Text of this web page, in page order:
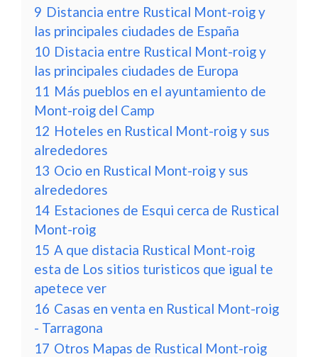
9 Distancia entre Rustical Mont-roig y
las principales ciudades de España
10 Distacia entre Rustical Mont-roig y
las principales ciudades de Europa
11 Más pueblos en el ayuntamiento de
Mont-roig del Camp
12 Hoteles en Rustical Mont-roig y sus
alrededores
13 Ocio en Rustical Mont-roig y sus
alrededores
14 Estaciones de Esqui cerca de Rustical
Mont-roig
15 A que distacia Rustical Mont-roig
esta de Los sitios turisticos que igual te
apetece ver
16 Casas en venta en Rustical Mont-roig
- Tarragona
17 Otros Mapas de Rustical Mont-roig